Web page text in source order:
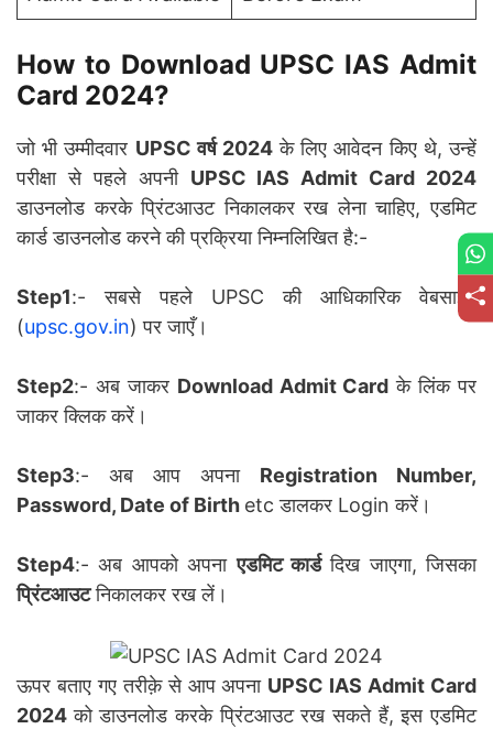
How to Download UPSC IAS Admit
Card 2024?
जो भी उम्मीदवार UPSC वर्ष 2024के लिए आवेदन किए थे, उन्हें
परीक्षा से पहले अपनी UPSC IAS Admit Card 2024
डाउनलोड करके प्रिंटआउट निकालकर रख लेना चाहिए, एडमिट
कार्ड डाउनलोड करने की प्रक्रिया निम्नलिखित है:-
Step1:- सबसे पहले UPSC की आधिकारिक वेबसाइट
(upsc.gov.in) पर जाएँ।
Step2:- अब जाकर Download Admit Card के लिंक पर
जाकर क्लिक करें।
Step3:- अब आप अपना Registration Number,
Password, Date of Birth etc डालकर Login करें।
Step4:- अब आपको अपनाएडमिट कार्डदिख जाएगा, जिसका
प्रिंटआउटनिकालकर रख लें।
ऊपर बताए गए तरीक़े से आप अपना UPSC IAS Admit Card
2024को डाउनलोड करके प्रिंटआउट रख सकते हैं, इस एडमिट